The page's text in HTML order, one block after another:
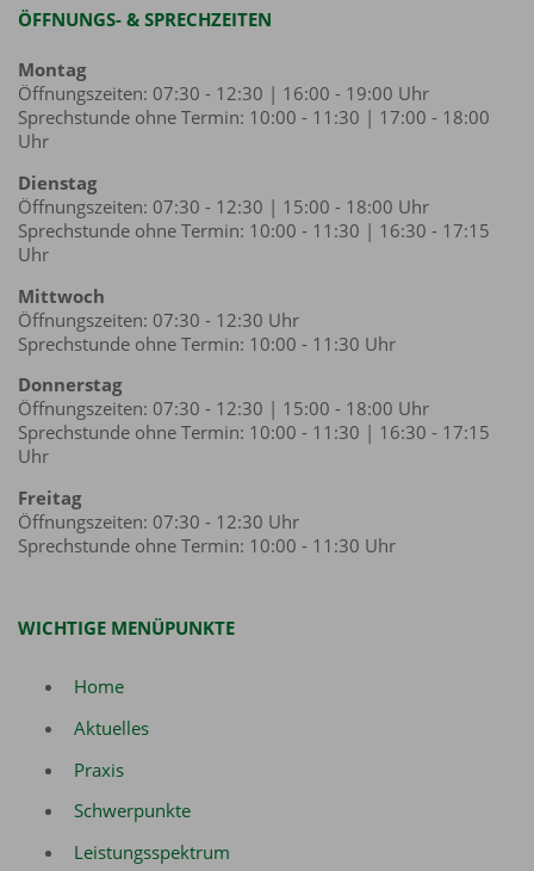
ÖFFNUNGS- & SPRECHZEITEN
Montag
Öffnungszeiten: 07:30 - 12:30 | 16:00 - 19:00 Uhr
Sprechstunde ohne Termin: 10:00 - 11:30 | 17:00 - 18:00
Uhr
Dienstag
Öffnungszeiten: 07:30 - 12:30 | 15:00 - 18:00 Uhr
Sprechstunde ohne Termin: 10:00 - 11:30 | 16:30 - 17:15
Uhr
Mittwoch
Öffnungszeiten: 07:30 - 12:30 Uhr
Sprechstunde ohne Termin: 10:00 - 11:30 Uhr
Donnerstag
Öffnungszeiten: 07:30 - 12:30 | 15:00 - 18:00 Uhr
Sprechstunde ohne Termin: 10:00 - 11:30 | 16:30 - 17:15
Uhr
Freitag
Öffnungszeiten: 07:30 - 12:30 Uhr
Sprechstunde ohne Termin: 10:00 - 11:30 Uhr
WICHTIGE MENÜPUNKTE
Home
Aktuelles
Praxis
Schwerpunkte
Leistungsspektrum